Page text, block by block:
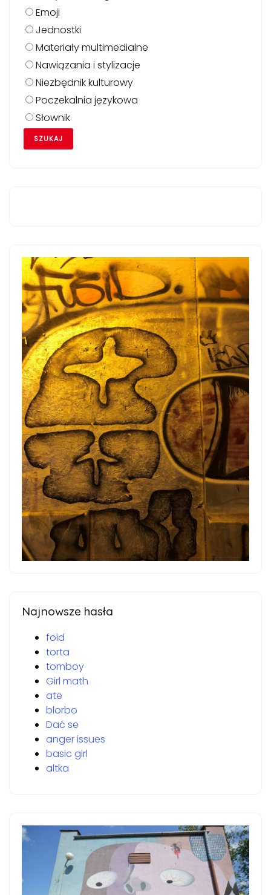
Emoji
Jednostki
Materiały multimedialne
Nawiązania i stylizacje
Niezbędnik kulturowy
Poczekalnia językowa
Słownik
Najnowsze hasła
foid
torta
tomboy
Girl math
ate
blorbo
Dać se
anger issues
basic girl
altka